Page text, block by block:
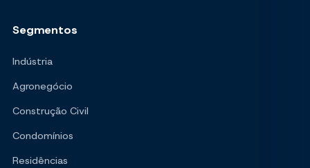
Segmentos
Indústria
Agronegócio
Construção Civil
Condomínios
Residências